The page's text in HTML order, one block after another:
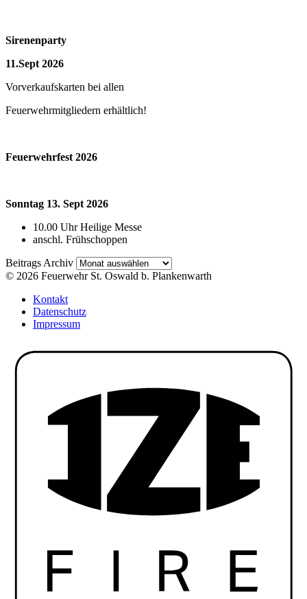
Sirenenparty
11.Sept 2026
Vorverkaufskarten bei allen
Feuerwehrmitgliedern erhältlich!
Feuerwehrfest 2026
Sonntag 13. Sept 2026
10.00 Uhr Heilige Messe
anschl. Frühschoppen
Beitrags Archiv Beitrags
Archiv
© 2026 Feuerwehr St. Oswald b. Plankenwarth
Kontakt
Datenschutz
Impressum